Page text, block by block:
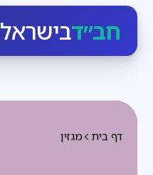
חב״דבישראל
מגזין דף בית